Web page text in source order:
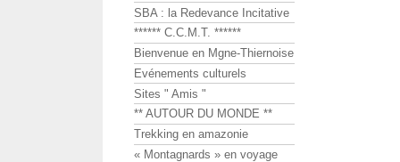
SBA : la Redevance Incitative
****** C.C.M.T. ******
Bienvenue en Mgne-Thiernoise
Evénements culturels
Sites " Amis "
** AUTOUR DU MONDE **
Trekking en amazonie
« Montagnards » en voyage